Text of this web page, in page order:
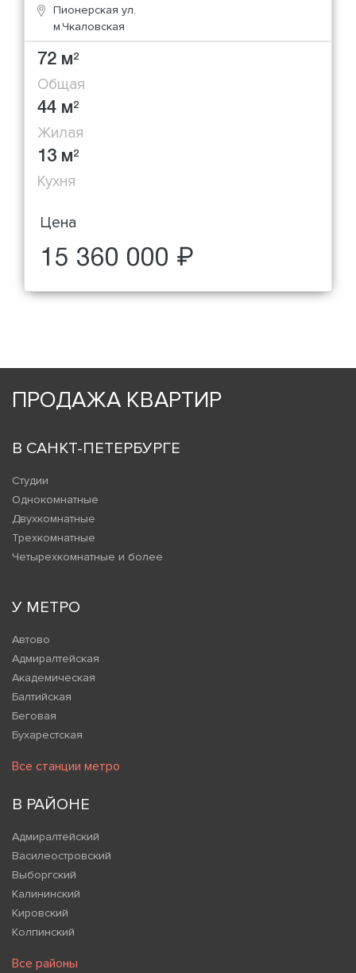
Пионерская ул.
м.Чкаловская
72 м2
Общая
44 м2
Жилая
13 м2
Кухня
Цена
15 360 000 ₽
ПРОДАЖА КВАРТИР
В САНКТ-ПЕТЕРБУРГЕ
Студии
Однокомнатные
Двухкомнатные
Трехкомнатные
Четырехкомнатные и более
У МЕТРО
Автово
Адмиралтейская
Академическая
Балтийская
Беговая
Бухарестская
Все станции метро
В РАЙОНЕ
Адмиралтейский
Василеостровский
Выборгский
Калининский
Кировский
Колпинский
Все районы